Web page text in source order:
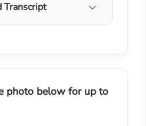
Transcript
photo below for up to